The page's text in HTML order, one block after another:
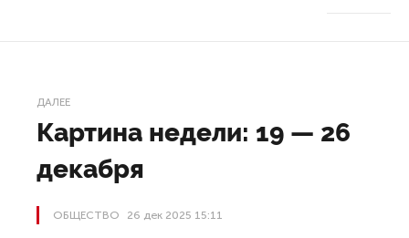
ДАЛЕЕ
Картина недели: 19 — 26
декабря
ОБЩЕСТВО 26 дек 2025 15:11